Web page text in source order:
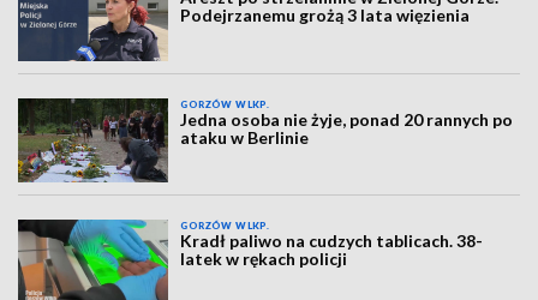
Podejrzanemu grożą 3 lata więzienia
GORZÓW WLKP.
Jedna osoba nie żyje, ponad 20 rannych po
ataku w Berlinie
GORZÓW WLKP.
Kradł paliwo na cudzych tablicach. 38-
latek w rękach policji